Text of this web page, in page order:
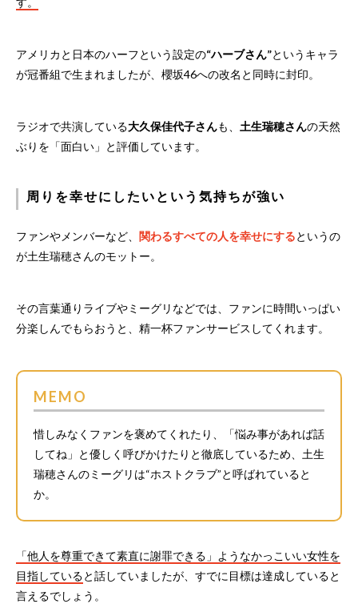
アメリカと日本のハーフという設定の“ハーブさん”というキャラ
が冠番組で生まれましたが、櫻坂46への改名と同時に封印。
ラジオで共演している大久保佳代子さんも、 土生瑞穂さんの天然
ぶりを「面白い」と評価しています。
周りを幸せにしたいという気持ちが強い
ファンやメンバーなど、 関わるすべての人を幸せにするというの
が土生瑞穂さんのモットー。
その言葉通りライブやミーグリなどでは、ファンに時間いっぱい
分楽しんでもらおうと、精一杯ファンサービスしてくれます。
MEMO
惜しみなくファンを褒めてくれたり、「悩み事があれば話
してね」と優しく呼びかけたりと徹底しているため、土生
瑞穂さんのミーグリは“ホストクラブ”と呼ばれていると
か。
「他人を尊重できて素直に謝罪できる」ようなかっこいい女性を
目指していると話していましたが、すでに目標は達成していると
言えるでしょう。